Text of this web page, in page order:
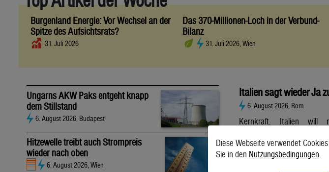
Burgenland Energie: Vor Wechsel an der
Spitze des Aufsichtsrats?
31. Juli 2026
Das 370-Millionen-Loch in der Verbund-
Bilanz
31. Juli 2026, Wien
Ungarns AKW Paks entgeht knapp
dem Stillstand
6. August 2026, Budapest
Hitzewelle treibt auch Strompreis
wieder nach oben
6. August 2026, Wien
Italien sagt wieder Ja
6. August 2026, Rom
Kernkraft. Italien will
Unsicherheiten. Italien
wird voraussichtlich nach
Diese Webseite verwendet
Sie in den Nutzungsbedingungen.